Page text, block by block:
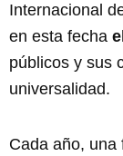
Internacional
en esta fecha
públicos y sus
universalidad.
Cada año, una